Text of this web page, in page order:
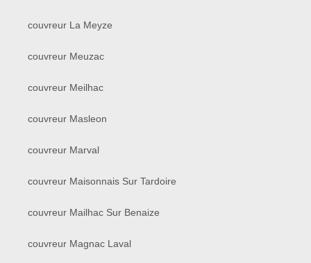
couvreur La Meyze
couvreur Meuzac
couvreur Meilhac
couvreur Masleon
couvreur Marval
couvreur Maisonnais Sur Tardoire
couvreur Mailhac Sur Benaize
couvreur Magnac Laval